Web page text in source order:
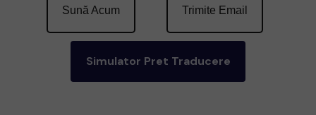
Simulator Pret Traducere
Trimite Email
Sună Acum